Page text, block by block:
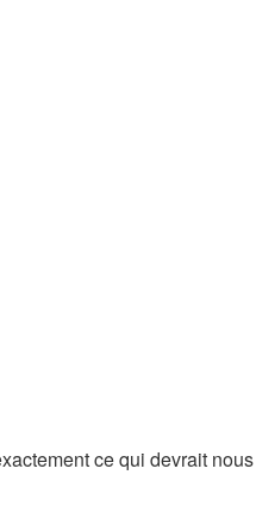
ce qui devrait